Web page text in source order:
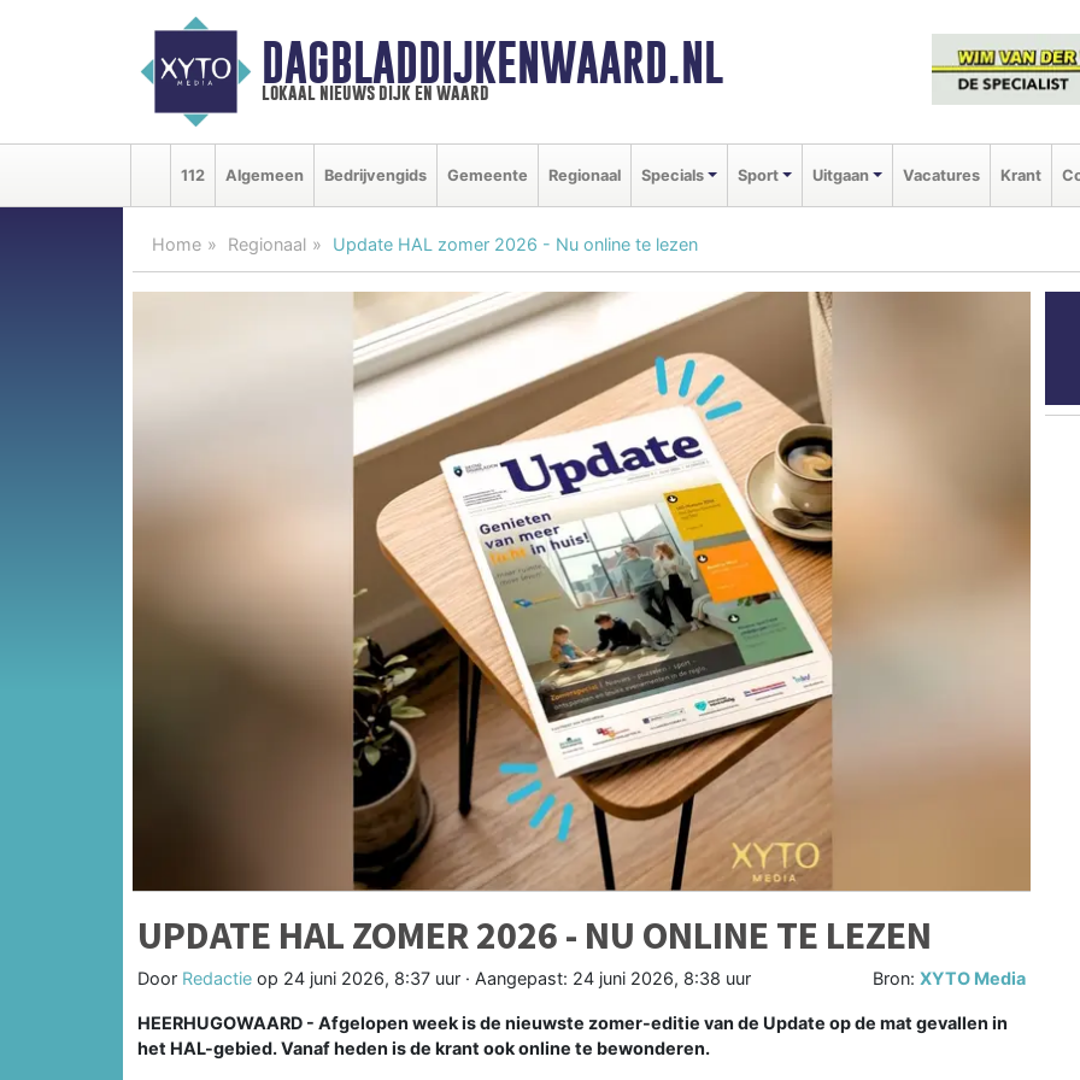
DAGBLADDIJKENWAARD.NL
lokaal nieuws dijk en waard
112 Algemeen Bedrijvengids Gemeente Regionaal Specials Sport Uitgaan Vacatures Krant
Home Regionaal Update HAL zomer 2026 - Nu online te lezen
UPDATE HAL ZOMER 2026 - NU ONLINE TE LEZEN
Door Redactie op 24 juni 2026, 8:37 uur · Aangepast: 24 juni 2026, 8:38 uur Bron:XYTO Media
HEERHUGOWAARD - Afgelopen week is de nieuwste zomer-editie van de Update op de mat gevallen in
het HAL-gebied. Vanaf heden is de krant ook online te bewonderen.